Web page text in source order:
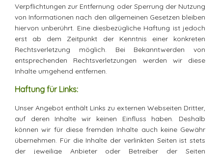
Verpflichtungen zur Entfernung oder Sperrung der Nutzung
von Informationen nach den allgemeinen Gesetzen bleiben
hiervon unberührt. Eine diesbezügliche Haftung ist jedoch
erst ab dem Zeitpunkt der Kenntnis einer konkreten
Rechtsverletzung möglich. Bei Bekanntwerden von
entsprechenden Rechtsverletzungen werden wir diese
Inhalte umgehend entfernen.
Haftung für Links:
Unser Angebot enthält Links zu externen Webseiten Dritter,
auf deren Inhalte wir keinen Einfluss haben. Deshalb
können wir für diese fremden Inhalte auch keine Gewähr
übernehmen. Für die Inhalte der verlinkten Seiten ist stets
der jeweilige Anbieter oder Betreiber der Seiten